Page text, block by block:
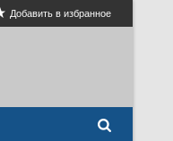
Добавить в избранное